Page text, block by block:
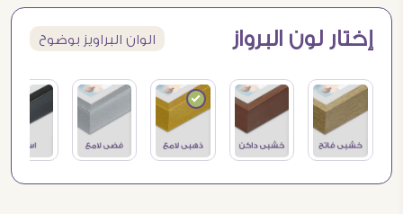
إختار لون البرواز الوان البراويز بوضوح